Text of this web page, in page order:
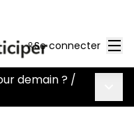
Se connecter
demain ? /